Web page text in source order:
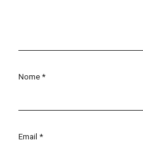
Nome *
Email *